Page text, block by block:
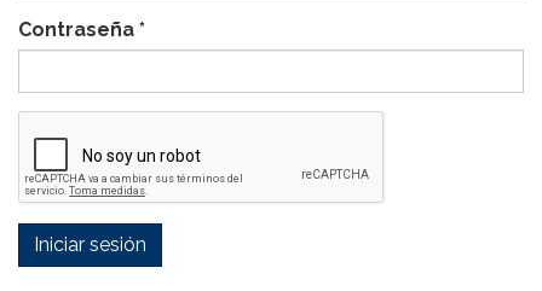
Contraseña *
Iniciar sesión